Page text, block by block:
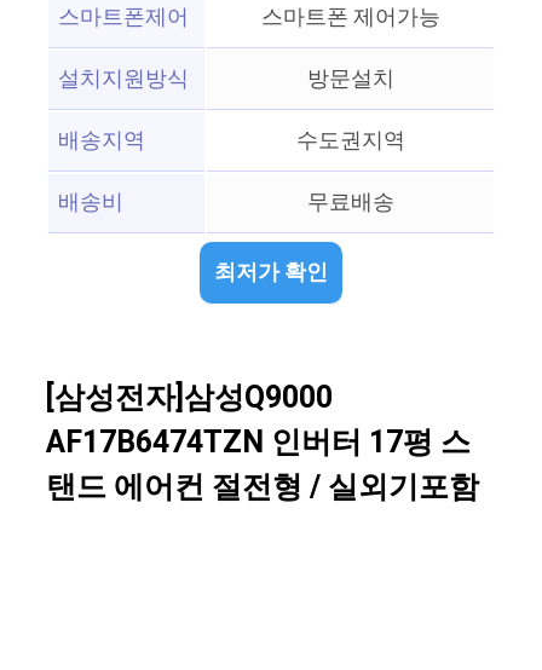
스마트폰제어
스마트폰 제어가능
설치지원방식
방문설치
배송지역
수도권지역
배송비
무료배송
최저가 확인
[삼성전자]삼성Q9000
AF17B6474TZN 인버터 17평 스
탠드 에어컨 절전형 / 실외기포함